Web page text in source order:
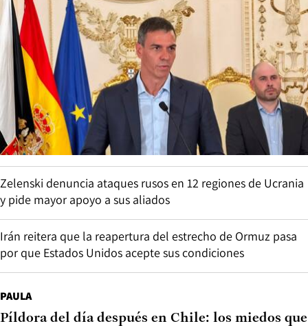
Zelenski denuncia ataques rusos en 12 regiones de Ucrania
y pide mayor apoyo a sus aliados
Irán reitera que la reapertura del estrecho de Ormuz pasa
por que Estados Unidos acepte sus condiciones
PAULA
Píldora del día después en Chile: los miedos que